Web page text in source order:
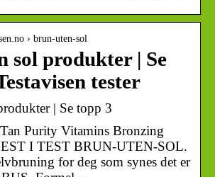
› brun-uten-sol
sol produkter | Se
tester
| Se topp 3
Purity Vitamins Bronzing
I TEST BRUN-UTEN-SOL.
for deg som synes det er